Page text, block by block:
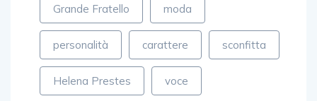
Grande Fratello moda
personalità carattere sconfitta
Helena Prestes voce